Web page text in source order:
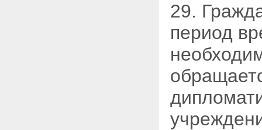
29.
период